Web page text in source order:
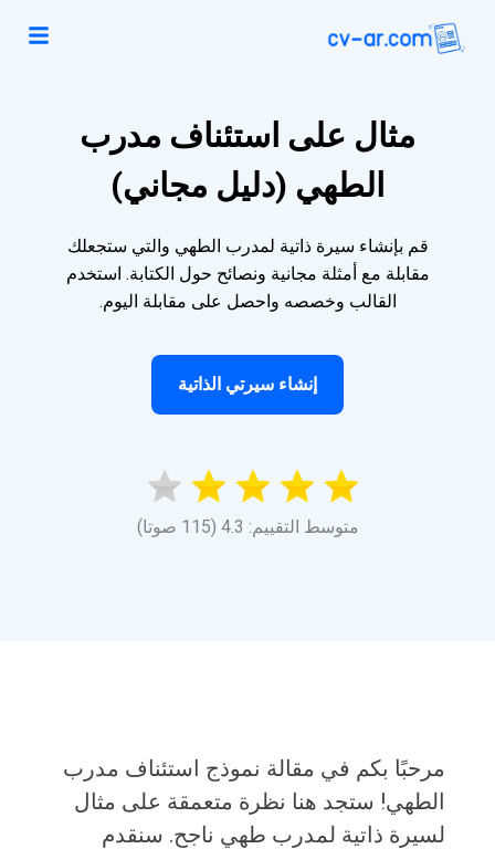
مثال على استئناف مدرب
الطهي (دليل مجاني)
قم بإنشاء سيرة ذاتية لمدرب الطهي والتي ستجعلك
مقابلة مع أمثلة مجانية ونصائح حول الكتابة. استخدم
القالب وخصصه واحصل على مقابلة اليوم.
إنشاء سيرتي الذاتية
متوسط التقييم: 4.3 (115 صوتا)
مرحبًا بكم في مقالة نموذج استئناف مدرب
الطهي! ستجد هنا نظرة متعمقة على مثال
لسيرة ذاتية لمدرب طهي ناجح. سنقدم